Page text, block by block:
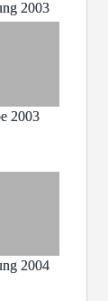
2003
2003
2004